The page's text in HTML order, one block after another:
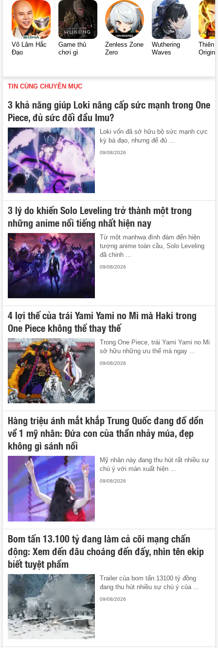
Võ Lâm Hắc
Đạo
Game thủ
chơi gì
Zenless Zone
Zero
Wuthering
Waves
Thiên
Origin
TIN CÙNG CHUYÊN MỤC
3 khả năng giúp Loki nâng cấp sức mạnh trong One
Piece, đủ sức đối đầu Imu?
Loki vốn đã sở hữu bộ sức mạnh cực
kỳ bá đạo, nhưng để đủ ...
09/08/2026
3 lý do khiến Solo Leveling trở thành một trong
những anime nổi tiếng nhất hiện nay
Từ một manhwa đình đám đến hiện
tượng anime toàn cầu, Solo Leveling
đã chinh ...
09/08/2026
4 lợi thế của trái Yami Yami no Mi mà Haki trong
One Piece không thể thay thế
Trong One Piece, trái Yami Yami no Mi
sở hữu những ưu thế mà ngay ...
09/08/2026
Hàng triệu ánh mắt khắp Trung Quốc đang đổ dồn
về 1 mỹ nhân: Đứa con của thần nhảy múa, đẹp
không gì sánh nổi
Mỹ nhân này đang thu hút rất nhiều sự
chú ý với màn xuất hiện ...
09/08/2026
Bom tấn 13.100 tỷ đang làm cả cõi mạng chấn
động: Xem đến đâu choáng đến đấy, nhìn tên ekip
biết tuyệt phẩm
Trailer của bom tấn 13100 tỷ đồng
đang thu hút nhiều sự chú ý của ...
09/08/2026